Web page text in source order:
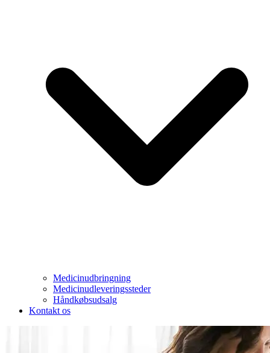
Medicinudbringning
Medicinudleveringssteder
Håndkøbsudsalg
Kontakt os